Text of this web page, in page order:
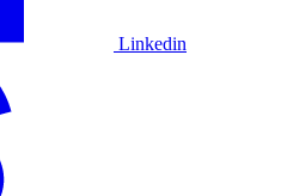
Linkedin